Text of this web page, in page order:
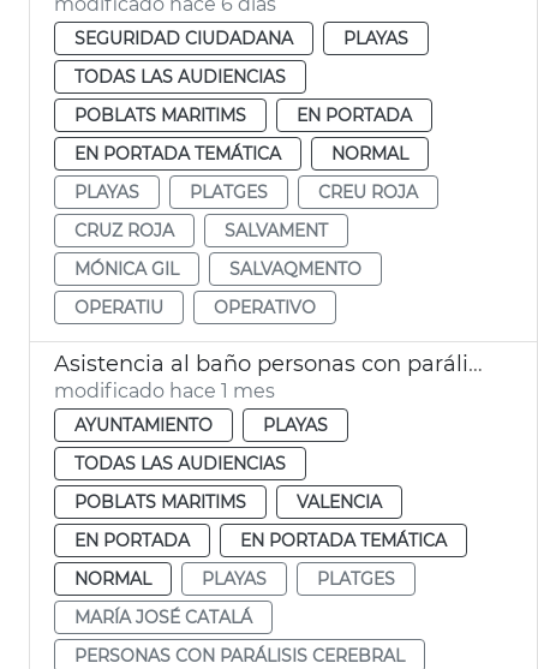
SEGURIDAD CIUDADANA
PLAYAS
TODAS LAS AUDIENCIAS
POBLATS MARITIMS
EN PORTADA
EN PORTADA TEMÁTICA
NORMAL
PLAYAS
PLATGES
CREU ROJA
CRUZ ROJA
SALVAMENT
MÓNICA GIL
SALVAQMENTO
OPERATIU
OPERATIVO
Asistencia al baño personas con parálisis cerebral València
modificado hace 1 mes
AYUNTAMIENTO
PLAYAS
TODAS LAS AUDIENCIAS
POBLATS MARITIMS
VALENCIA
EN PORTADA
EN PORTADA TEMÁTICA
NORMAL
PLAYAS
PLATGES
MARÍA JOSÉ CATALÁ
PERSONAS CON PARÁLISIS CEREBRAL